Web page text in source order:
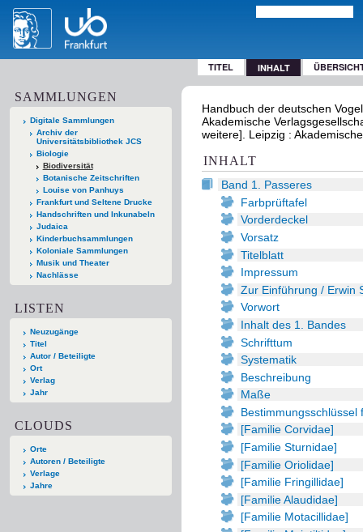
TITEL INHALT
SAMMLUNGEN
Digitale Sammlungen
Archiv der
Universitätsbibliothek JCS
Biologie
Biodiversität
Botanische Zeitschriften
Louise von Panhuys
Frankfurt und Seltene Drucke
Handschriften und Inkunabeln
Judaica
Kinderbuchsammlungen
Koloniale Sammlungen
Musik und Theater
Nachlässe
LISTEN
Neuzugänge
Titel
Autor / Beteiligte
Ort
Verlag
Jahr
CLOUDS
Orte
Autoren / Beteiligte
Verlage
Jahre
Handbuch der deutschen
Akademische
weitere]. Leipzig :
INHALT
Band 1. Passeres
Farbprüftafel
Vorderdeckel
Vorsatz
Titelblatt
Impressum
Zur Einführung / Erwin
Vorwort
Inhalt des 1. Bandes
Schrifttum
Systematik
Beschreibung
Maße
[Familie Corvidae]
[Familie Sturnidae]
[Familie Oriolidae]
[Familie Fringillidae]
[Familie Alaudidae]
[Familie Motacillidae]